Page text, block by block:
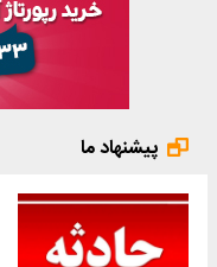
پیشنهاد ما